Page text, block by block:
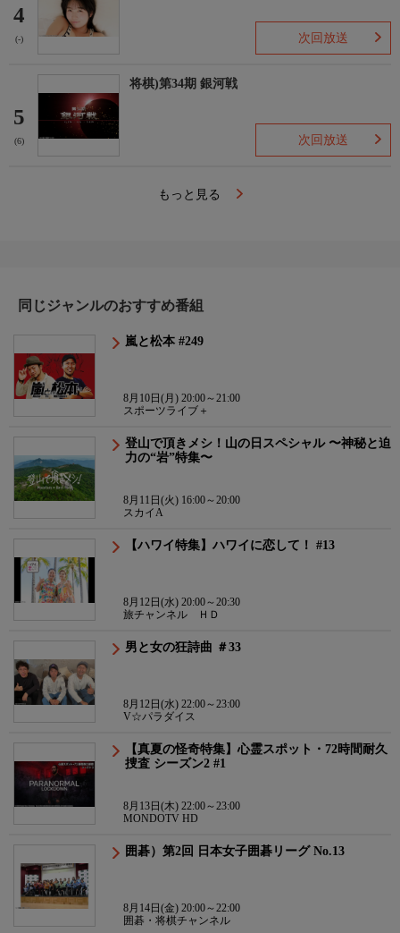
4
(-) 次回放送
5
(6)
将棋)第34期 銀河戦
次回放送
もっと見る
同じジャンルのおすすめ番組
嵐と松本 #249
8月10日(月) 20:00～21:00
スポーツライブ＋
登山で頂きメシ！山の日スペシャル 〜神秘と迫
力の“岩”特集〜
8月11日(火) 16:00～20:00
スカイA
【ハワイ特集】ハワイに恋して！ #13
8月12日(水) 20:00～20:30
旅チャンネル ＨＤ
男と女の狂詩曲 ＃33
8月12日(水) 22:00～23:00
V☆パラダイス
【真夏の怪奇特集】心霊スポット・72時間耐久
捜査 シーズン2 #1
8月13日(木) 22:00～23:00
MONDOTV HD
囲碁）第2回 日本女子囲碁リーグ No.13
8月14日(金) 20:00～22:00
囲碁・将棋チャンネル